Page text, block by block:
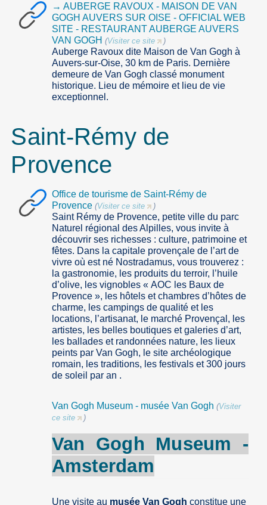
→ AUBERGE RAVOUX - MAISON DE VAN
GOGH AUVERS SUR OISE - OFFICIAL WEB
SITE - RESTAURANT AUBERGE AUVERS
VAN GOGH (Visiter ce site )
Auberge Ravoux dite Maison de Van Gogh à
Auvers-sur-Oise, 30 km de Paris. Dernière
demeure de Van Gogh classé monument
historique. Lieu de mémoire et lieu de vie
exceptionnel.
Saint-Rémy de
Provence
Office de tourisme de Saint-Rémy de
Provence (Visiter ce site )
Saint Rémy de Provence, petite ville du parc
Naturel régional des Alpilles, vous invite à
découvrir ses richesses : culture, patrimoine et
fêtes. Dans la capitale provençale de l’art de
vivre où est né Nostradamus, vous trouverez :
la gastronomie, les produits du terroir, l’huile
d’olive, les vignobles « AOC les Baux de
Provence », les hôtels et chambres d’hôtes de
charme, les campings de qualité et les
locations, l’artisanat, le marché Provençal, les
artistes, les belles boutiques et galeries d’art,
les ballades et randonnées nature, les lieux
peints par Van Gogh, le site archéologique
romain, les traditions, les festivals et 300 jours
de soleil par an .
Van Gogh Museum - musée Van Gogh (Visiter
ce site
)
Van Gogh Museum -
Amsterdam
Une visite au musée Van Gogh constitue une